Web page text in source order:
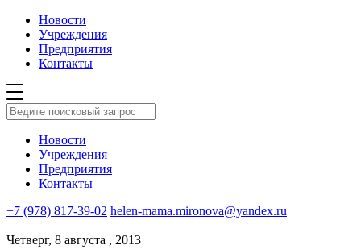
Новости
Учреждения
Предприятия
Контакты
Новости
Учреждения
Предприятия
Контакты
+7 (978) 817-39-02 helen-mama.mironova@yandex.ru
Четверг, 8 августа , 2013